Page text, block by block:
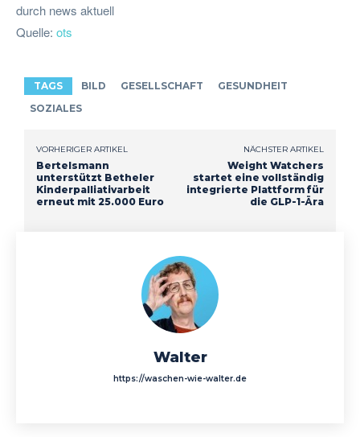
durch news aktuell
Quelle: ots
TAGS BILD GESELLSCHAFT
GESUNDHEIT
SOZIALES
VORHERIGER ARTIKEL
Bertelsmann
unterstützt Betheler
Kinderpalliativarbeit
erneut mit 25.000 Euro
NÄCHSTER ARTIKEL
Weight Watchers
startet eine vollständig
integrierte Plattform für
die GLP-1-Ära
Walter
https://waschen-wie-walter.de